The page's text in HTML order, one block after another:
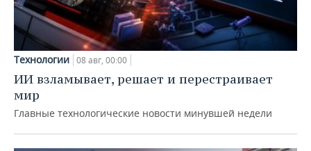
Технологии 08 авг, 00:00
ИИ взламывает, решает и перестраивает
мир
Главные технологические новости минувшей недели